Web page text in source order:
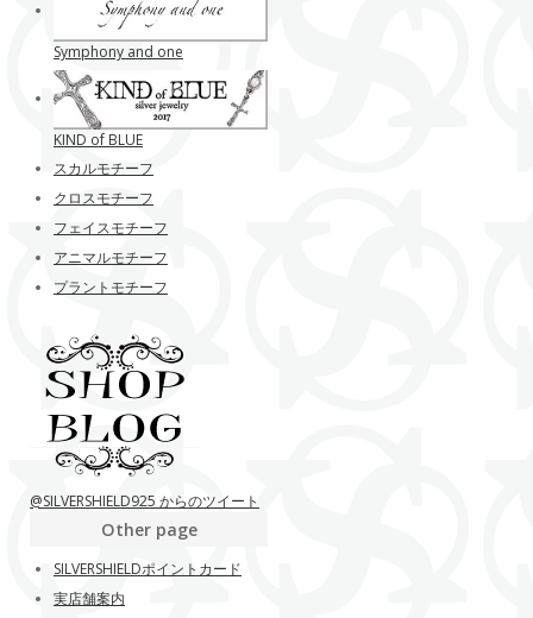
Symphony and one
KIND of BLUE
スカルモチーフ
クロスモチーフ
フェイスモチーフ
アニマルモチーフ
プラントモチーフ
@SILVERSHIELD925 からのツイート
Other page
SILVERSHIELDポイントカード
実店舗案内